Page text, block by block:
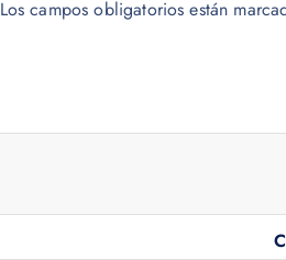
Los campos obligatorios están